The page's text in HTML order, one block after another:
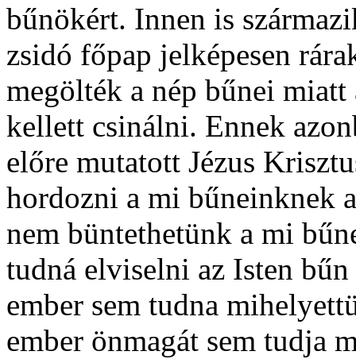
bűnökért. Innen is
zsidó főpap jelképesen
megölték a nép bűnei
kellett csinálni. Ennek
előre mutatott Jézus
hordozni a mi bűneinknek
nem büntethetünk a mi
tudná elviselni az Isten
ember sem tudna
ember önmagát sem tudja